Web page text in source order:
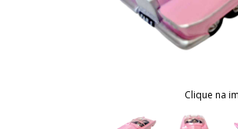
Clique na